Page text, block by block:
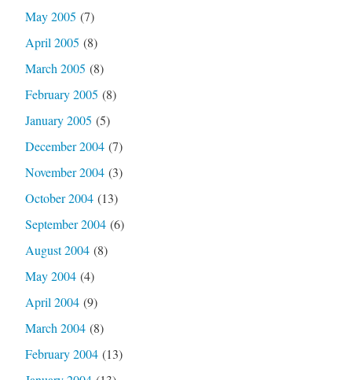
May 2005 (7)
April 2005 (8)
March 2005 (8)
February 2005 (8)
January 2005 (5)
December 2004(7)
November 2004(3)
October 2004(13)
September 2004(6)
August 2004(8)
May 2004(4)
April 2004(9)
March 2004(8)
February 2004(13)